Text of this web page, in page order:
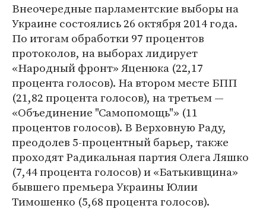
Внеочередные парламентские выборы на
Украине состоялись 26 октября 2014 года.
По итогам обработки 97 процентов
протоколов, на выборах лидирует
«Народный фронт» Яценюка (22,17
процента голосов). На втором месте БПП
(21,82 процента голосов), на третьем —
«Объединение "Самопомощь"» (11
процентов голосов). В Верховную Раду,
преодолев 5-процентный барьер, также
проходят Радикальная партия Олега Ляшко
(7,44 процента голосов) и «Батькивщина»
бывшего премьера Украины Юлии
Тимошенко (5,68 процента голосов).